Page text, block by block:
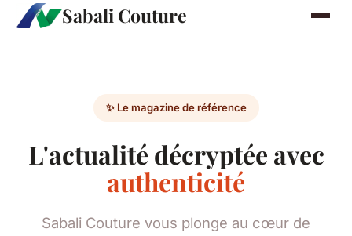
Sabali Couture
✨ Le magazine de référence
L'actualité décryptée avec
authenticité
Sabali Couture vous plonge au cœur de